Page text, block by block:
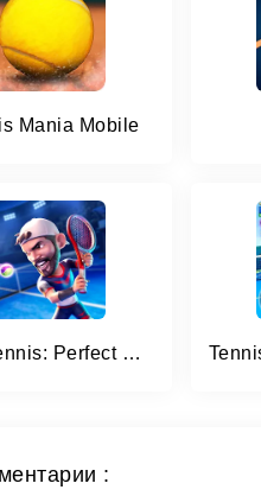
Mania Mobile
Mini Tennis: Perfect Smash
: